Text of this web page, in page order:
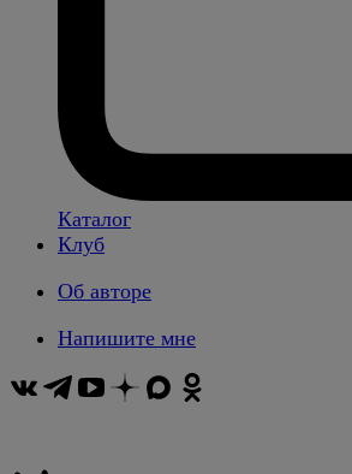
Каталог
Клуб
Об авторе
Напишите мне